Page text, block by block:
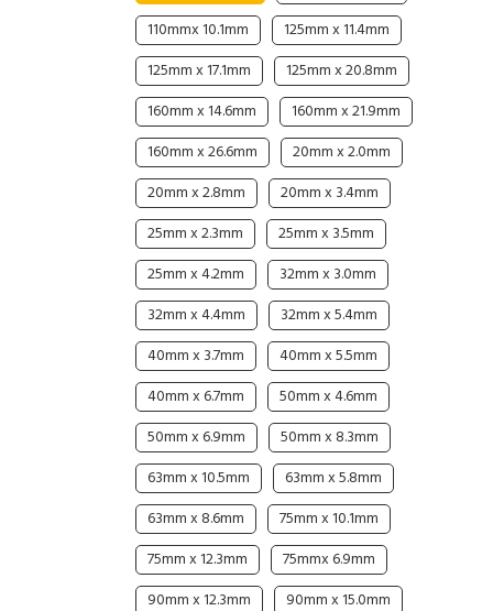
Cable Operated Switch
Signalling Columns
Safety Sensors
Pressure Switch
Ultrasonic & Rotary Encoder
Inductive Sensors
Photoelectric
Capacitive Sensors
110mmx 10.1mm
125mm x 11.4mm
125mm x 17.1mm
125mm x 20.8mm
160mm x 14.6mm
160mm x 21.9mm
160mm x 26.6mm
20mm x 2.0mm
20mm x 2.8mm
20mm x 3.4mm
25mm x 2.3mm
25mm x 3.5mm
25mm x 4.2mm
32mm x 3.0mm
32mm x 4.4mm
32mm x 5.4mm
40mm x 3.7mm
40mm x 5.5mm
40mm x 6.7mm
50mm x 4.6mm
50mm x 6.9mm
50mm x 8.3mm
63mm x 10.5mm
63mm x 5.8mm
63mm x 8.6mm
75mm x 10.1mm
75mm x 12.3mm
75mmx 6.9mm
90mm x 12.3mm
90mm x 15.0mm